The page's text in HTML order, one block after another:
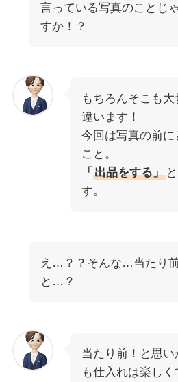
言っている写真のことじ
すか！？
もちろんそこも大
違います！
今回は写真の前
こと。
「 出品をする」
す。
え…？？そんな…当たり
と…？
当たり前！と思
も仕入れは楽しく